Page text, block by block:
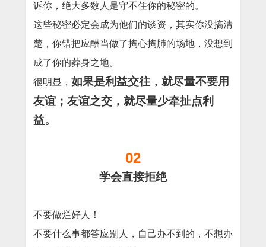
诉你，绝大多数人是守不住你的秘密的。
这些秘密必定会成为他们的谈资，其实你没搞清
楚，你错把应酬当做了掏心掏肺的场地，没想到
成了你的葬身之地。
很明显， 如果是利益交往，就尽量不要用
友谊；友谊之交，就尽量少牵扯点利
益。
02
学会直接拒绝
不要做烂好人！
不要什么事都答应别人，自己办不到的，不想办